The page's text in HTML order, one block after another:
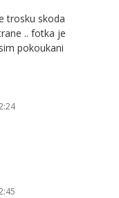
trosku skoda
.. fotka je
pokoukani